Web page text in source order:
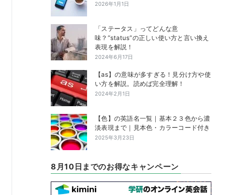
2026年1月1日
「ステータス」ってどんな意
味？”status”の正しい使い方と言い換え
表現を解説！
2024年6月17日
【as】の意味が多すぎる！見分け方や使
い方を解説。読めば完全理解！
2024年2月1日
【色】の英語名一覧｜基本２３色から濃
淡表現まで｜見本色・カラーコード付き
2025年3月23日
8月10日までのお得なキャンペーン